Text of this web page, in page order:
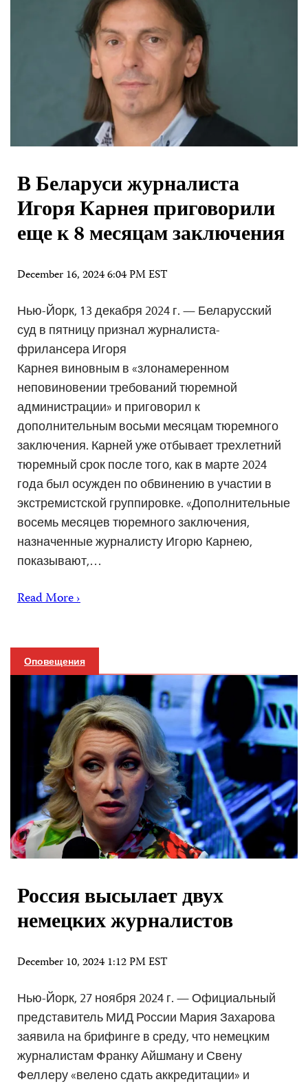
В Беларуси журналиста
Игоря Карнея приговорили
еще к 8 месяцам заключения
December 16, 2024 6:04 PM EST
Нью-Йорк, 13 декабря 2024 г. — Беларусский
суд в пятницу признал журналиста-
фрилансера Игоря
Карнея виновным в «злонамеренном
неповиновении требований тюремной
администрации» и приговорил к
дополнительным восьми месяцам тюремного
заключения. Карней уже отбывает трехлетний
тюремный срок после того, как в марте 2024
года был осужден по обвинению в участии в
экстремистской группировке. «Дополнительные
восемь месяцев тюремного заключения,
назначенные журналисту Игорю Карнею,
показывают,…
Read More ›
Оповещения
Россия высылает двух
немецких журналистов
December 10, 2024 1:12 PM EST
Нью-Йорк, 27 ноября 2024 г. — Официальный
представитель МИД России Мария Захарова
заявила на брифинге в среду, что немецким
журналистам Франку Айшману и Свену
Феллеру «велено сдать аккредитации» и